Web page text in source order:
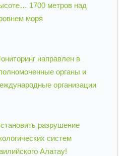
1700 метров над
моря
направлен в
органы и
организации
разрушение
систем
Алатау!